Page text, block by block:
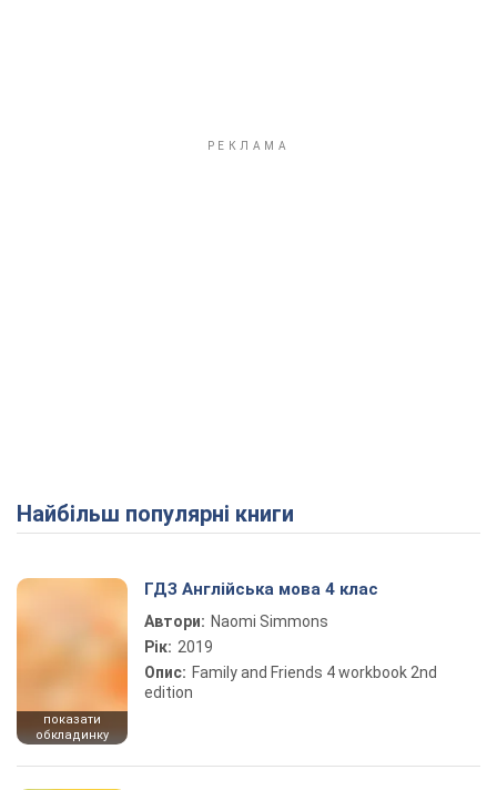
Найбільш популярні книги
показати
обкладинку
ГДЗ Англійська мова 4 клас
Автори: Naomi Simmons
Рік: 2019
Опис: Family and Friends 4 workbook 2nd
edition